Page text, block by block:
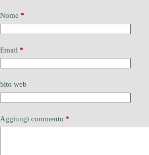
Nome *
Email *
Sito web
Aggiungi commento *